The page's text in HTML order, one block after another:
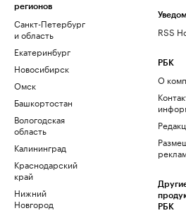
регионов
Санкт-Петербург
и область
Екатеринбург
Новосибирск
Омск
Башкортостан
Вологодская
область
Калининград
Краснодарский
край
Нижний
Новгород
RSS
РБК
О
РБК